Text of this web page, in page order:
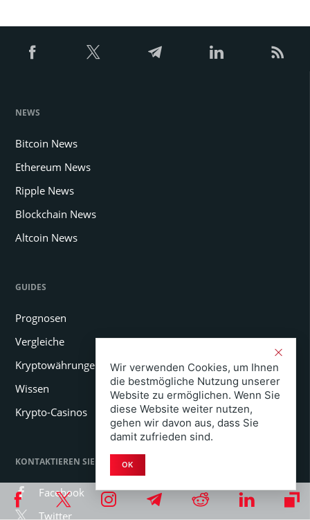
NEWS
Bitcoin News
Ethereum News
Ripple News
Blockchain News
Altcoin News
GUIDES
Prognosen
Vergleiche
Kryptowährungen kaufen
Wissen
Krypto-Casinos
KONTAKTIEREN SIE UNS
Facebook
Twitter
Wir verwenden Cookies, um Ihnen
die bestmögliche Nutzung unserer
Website zu ermöglichen. Wenn Sie
diese Website weiter nutzen,
gehen wir davon aus, dass Sie
damit zufrieden sind.
OK